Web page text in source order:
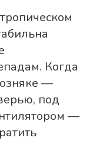
Когда
—
под
—